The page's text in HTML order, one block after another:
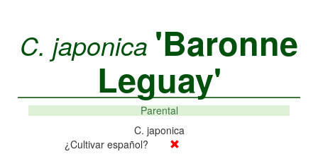
C. japonica 'Baronne
Leguay'
Parental
C. japonica
¿Cultivar español?